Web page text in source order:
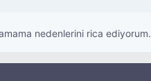
nedenlerini rica ediyorum.